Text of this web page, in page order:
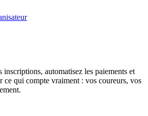
automatisez les paiements et
ce qui compte vraiment : vos coureurs, vos